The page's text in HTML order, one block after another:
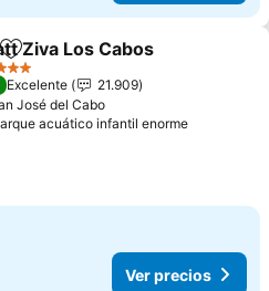
Agregar a favoritos
Ziva Los Cabos
Excelente
21.909
José del Cabo
acuático infantil enormeVer
Ver precios